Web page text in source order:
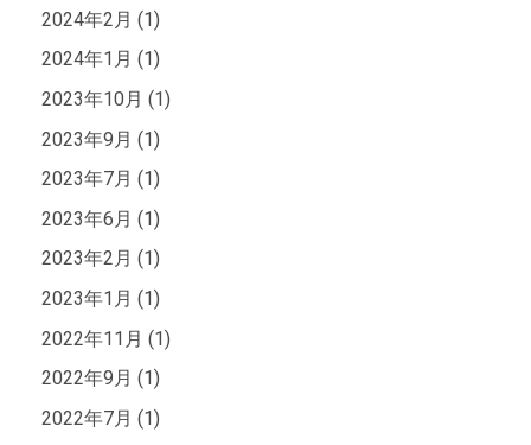
2024年2月 (1)
2024年1月 (1)
2023年10月 (1)
2023年9月 (1)
2023年7月 (1)
2023年6月 (1)
2023年2月 (1)
2023年1月 (1)
2022年11月 (1)
2022年9月 (1)
2022年7月 (1)